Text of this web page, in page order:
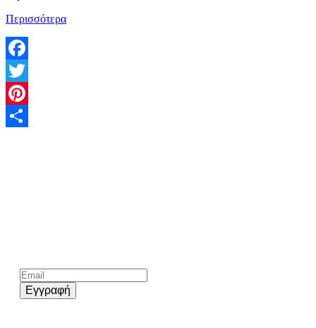
Περισσότερα
Facebook
Twitter
Pinterest
Εγγραφή